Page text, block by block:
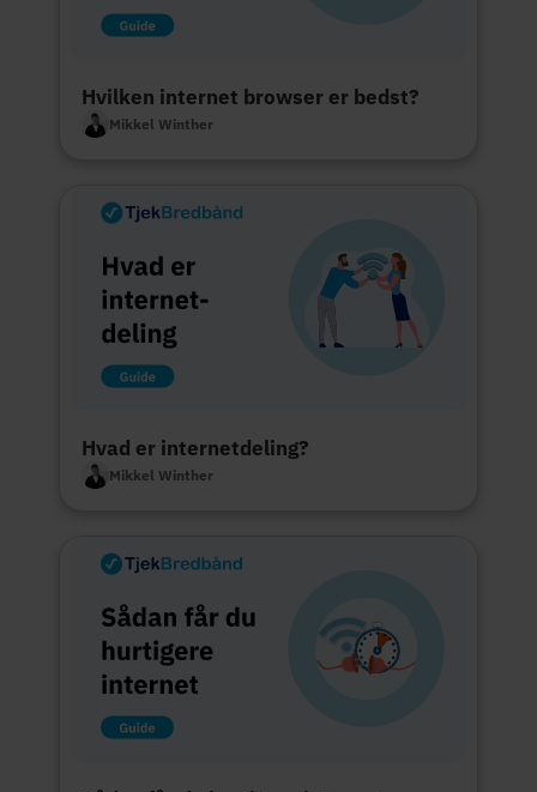
Hvilken internet browser er bedst?
Mikkel Winther
Hvad er internetdeling?
Mikkel Winther